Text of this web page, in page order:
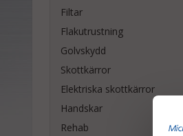
Filtar
Flakutrustning
Golvskydd
Skottkärror
Elektriska skottkärror
Handskar
Rehab